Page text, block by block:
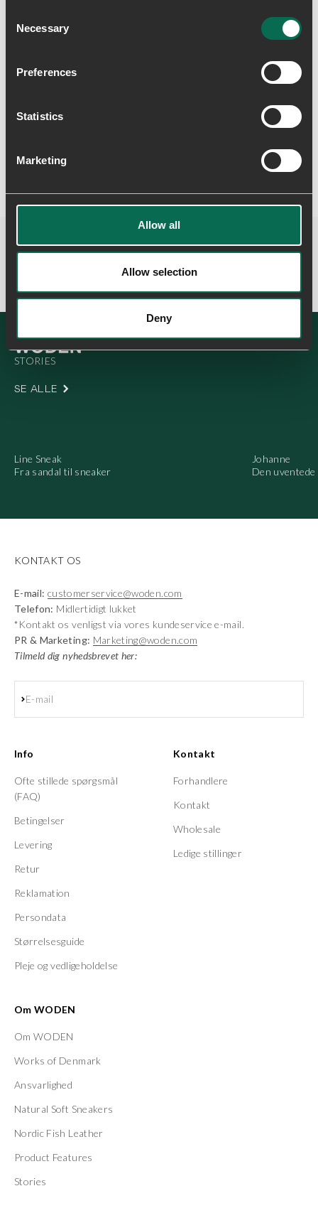
Selection
Necessary
Preferences
Statistics
Marketing
Allow all
Allow selection
Deny
SE ALLE
Line Sneak
Fra sandal til sneaker
Johanne
Den
KONTAKT OS
E-mail: customerservice@woden.com
Telefon: Midlertidigt lukket
*Kontakt os venligst via vores kundeservice e-mail.
PR & Marketing: Marketing@woden.com
Tilmeld dig nyhedsbrevet her:
E-mail
Abonnér
Info
Ofte stillede spørgsmål
(FAQ)
Betingelser
Levering
Retur
Reklamation
Persondata
Størrelsesguide
Pleje og vedligeholdelse
Kontakt
Forhandlere
Kontakt
Wholesale
Ledige stillinger
Om WODEN
Om WODEN
Works of Denmark
Ansvarlighed
Natural Soft Sneakers
Nordic Fish Leather
Product Features
Stories